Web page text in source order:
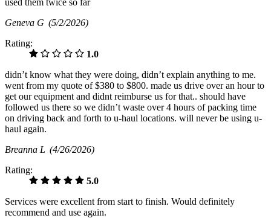
Geneva G (5/2/2026)
Rating:
1.0
didn’t know what they were doing, didn’t explain anything to me.
went from my quote of $380 to $800. made us drive over an hour to
get our equipment and didnt reimburse us for that.. should have
followed us there so we didn’t waste over 4 hours of packing time
on driving back and forth to u-haul locations. will never be using u-
haul again.
Breanna L (4/26/2026)
Rating:
5.0
Services were excellent from start to finish. Would definitely
recommend and use again.